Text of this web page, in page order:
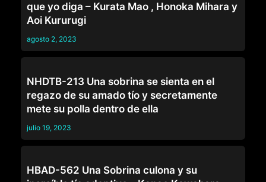
que yo diga – Kurata Mao , Honoka Mihara y
Aoi Kururugi
agosto 2, 2023
NHDTB-213 Una sobrina se sienta en el
regazo de su amado tío y secretamente
mete su polla dentro de ella
julio 19, 2023
HBAD-562 Una Sobrina culona y su